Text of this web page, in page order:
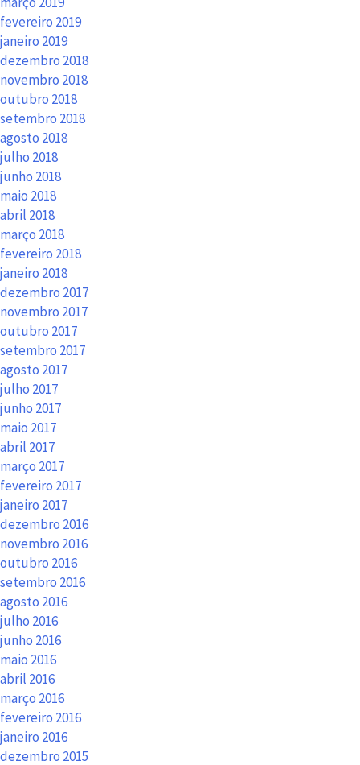
fevereiro 2019
janeiro 2019
dezembro 2018
novembro 2018
outubro 2018
setembro 2018
agosto 2018
julho 2018
junho 2018
maio 2018
abril 2018
março 2018
fevereiro 2018
janeiro 2018
dezembro 2017
novembro 2017
outubro 2017
setembro 2017
agosto 2017
julho 2017
junho 2017
maio 2017
abril 2017
março 2017
fevereiro 2017
janeiro 2017
dezembro 2016
novembro 2016
outubro 2016
setembro 2016
agosto 2016
julho 2016
junho 2016
maio 2016
abril 2016
março 2016
fevereiro 2016
janeiro 2016
dezembro 2015